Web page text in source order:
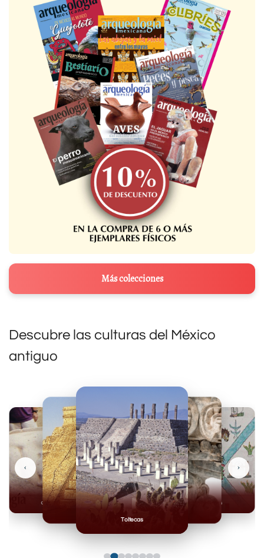
Más colecciones
Descubre las culturas del México
antiguo
Toltecas
Mexicas
Olmecas
‹ ›